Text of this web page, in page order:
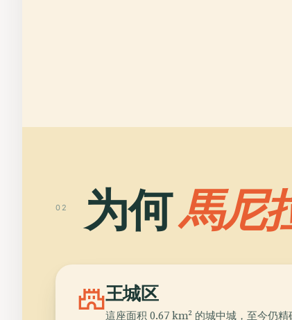
02 为何馬尼
castle王城区
這座面积 0.67 km² 的城中城，至今仍